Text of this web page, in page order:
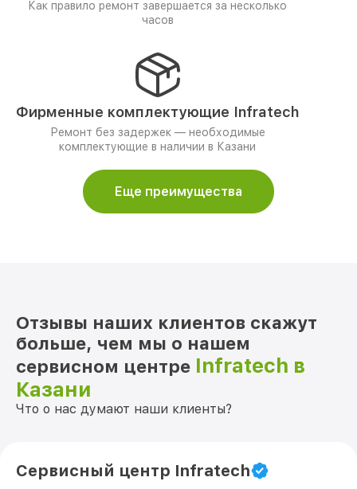
Как правило ремонт завершается за несколько
часов
Фирменные комплектующие Infratech
Ремонт без задержек — необходимые
комплектующие в наличии в Казани
Еще преимущества
Отзывы наших клиентов скажут
больше, чем мы о нашем
сервисном центре Infratech в
Казани
Что о нас думают наши клиенты?
Сервисный центр Infratech